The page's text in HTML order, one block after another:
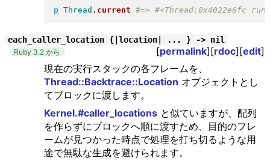
p Thread . current
each_caller_location {|location| ... } -> nil
Ruby 3.2 から [permalink][rdoc][edit]
現在の実行スタックの各フレームを、
Thread::Backtrace::Location オブジェクトとし
てブロックに渡します。
Kernel.#caller_locationsと似ていますが、配列
を作らずにブロックへ順に渡すため、目的のフレ
ームが見つかった時点で処理を打ち切るような用
途で無駄な生成を避けられます。